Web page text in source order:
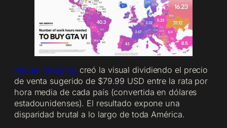
Maven Mapping creó la visual dividiendo el precio
de venta sugerido de $79.99 USD entre la rata por
hora media de cada país (convertida en dólares
estadounidenses). El resultado expone una
disparidad brutal a lo largo de toda América.